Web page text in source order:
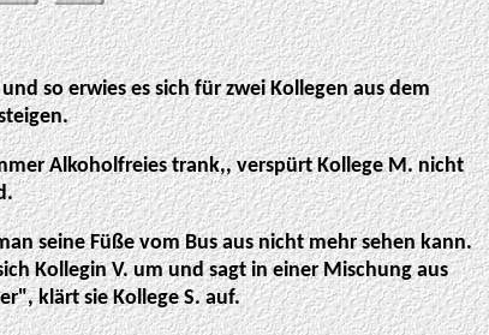
so erwies es sich für zwei Kollegen aus dem
Alkoholfreies trank,, verspürt Kollege M. nicht
seine Füße vom Bus aus nicht mehr sehen kann.
Kollegin V. um und sagt in einer Mischung aus
klärt sie Kollege S. auf.